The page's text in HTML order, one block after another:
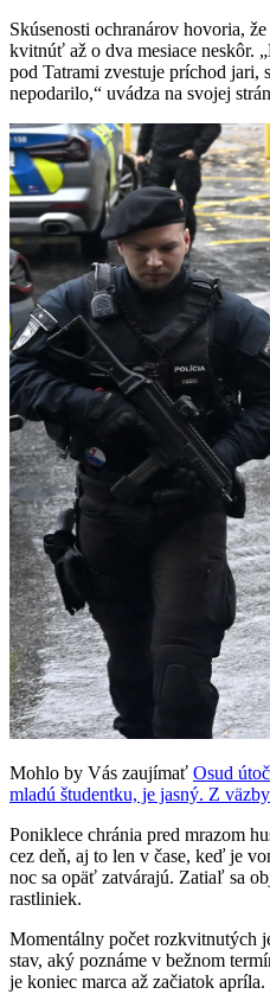
Skúsenosti ochranárov hovoria,
kvitnúť až o dva mesiace neskôr.
pod Tatrami zvestuje príchod jari,
nepodarilo,“ uvádza na svojej
Mohlo by Vás zaujímať Osud
mladú študentku, je jasný. Z
Poniklece chránia pred mrazom
cez deň, aj to len v čase, keď je
noc sa opäť zatvárajú. Zatiaľ sa
rastliniek.
Momentálny počet rozkvitnutých
stav, aký poznáme v bežnom
je koniec marca až začiatok apríla.